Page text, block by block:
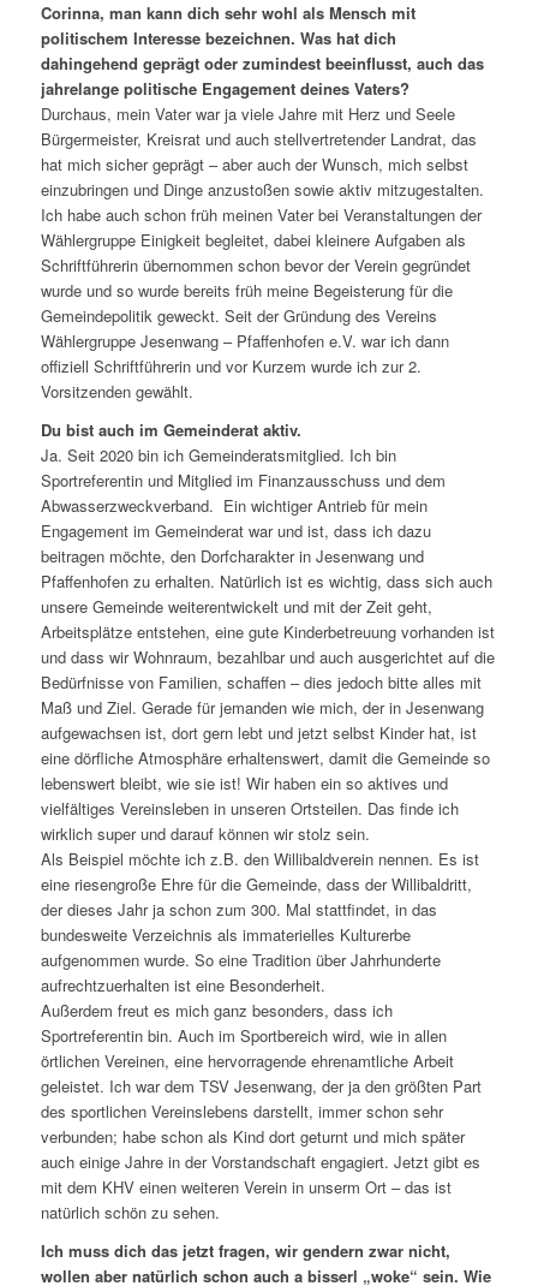
Corinna, man kann dich sehr wohl als Mensch mit
politischem Interesse bezeichnen. Was hat dich
dahingehend geprägt oder zumindest beeinflusst, auch das
jahrelange politische Engagement deines Vaters?
Durchaus, mein Vater war ja viele Jahre mit Herz und Seele
Bürgermeister, Kreisrat und auch stellvertretender Landrat, das
hat mich sicher geprägt – aber auch der Wunsch, mich selbst
einzubringen und Dinge anzustoßen sowie aktiv mitzugestalten.
Ich habe auch schon früh meinen Vater bei Veranstaltungen der
Wählergruppe Einigkeit begleitet, dabei kleinere Aufgaben als
Schriftführerin übernommen schon bevor der Verein gegründet
wurde und so wurde bereits früh meine Begeisterung für die
Gemeindepolitik geweckt. Seit der Gründung des Vereins
Wählergruppe Jesenwang – Pfaffenhofen e.V. war ich dann
offiziell Schriftführerin und vor Kurzem wurde ich zur 2.
Vorsitzenden gewählt.
Du bist auch im Gemeinderat aktiv.
Ja. Seit 2020 bin ich Gemeinderatsmitglied. Ich bin
Sportreferentin und Mitglied im Finanzausschuss und dem
Abwasserzweckverband. Ein wichtiger Antrieb für mein
Engagement im Gemeinderat war und ist, dass ich dazu
beitragen möchte, den Dorfcharakter in Jesenwang und
Pfaffenhofen zu erhalten. Natürlich ist es wichtig, dass sich auch
unsere Gemeinde weiterentwickelt und mit der Zeit geht,
Arbeitsplätze entstehen, eine gute Kinderbetreuung vorhanden ist
und dass wir Wohnraum, bezahlbar und auch ausgerichtet auf die
Bedürfnisse von Familien, schaffen – dies jedoch bitte alles mit
Maß und Ziel. Gerade für jemanden wie mich, der in Jesenwang
aufgewachsen ist, dort gern lebt und jetzt selbst Kinder hat, ist
eine dörfliche Atmosphäre erhaltenswert, damit die Gemeinde so
lebenswert bleibt, wie sie ist! Wir haben ein so aktives und
vielfältiges Vereinsleben in unseren Ortsteilen. Das finde ich
wirklich super und darauf können wir stolz sein.
Als Beispiel möchte ich z.B. den Willibaldverein nennen. Es ist
eine riesengroße Ehre für die Gemeinde, dass der Willibaldritt,
der dieses Jahr ja schon zum 300. Mal stattfindet, in das
bundesweite Verzeichnis als immaterielles Kulturerbe
aufgenommen wurde. So eine Tradition über Jahrhunderte
aufrechtzuerhalten ist eine Besonderheit.
Außerdem freut es mich ganz besonders, dass ich
Sportreferentin bin. Auch im Sportbereich wird, wie in allen
örtlichen Vereinen, eine hervorragende ehrenamtliche Arbeit
geleistet. Ich war dem TSV Jesenwang, der ja den größten Part
des sportlichen Vereinslebens darstellt, immer schon sehr
verbunden; habe schon als Kind dort geturnt und mich später
auch einige Jahre in der Vorstandschaft engagiert. Jetzt gibt es
mit dem KHV einen weiteren Verein in unserm Ort – das ist
natürlich schön zu sehen.
Ich muss dich das jetzt fragen, wir gendern zwar nicht,
wollen aber natürlich schon auch a bisserl „woke“ sein. Wie